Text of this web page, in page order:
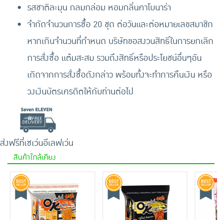
รสชาติละมุน กลมกล่อม หอมกลิ่นคาโบนาร่า
จำกัดจำนวนการซื้อ 20 ชุด ต่อวันและต่อหมายเลขสมาชิก
หากเกินจำนวนที่กำหนด บริษัทขอสงวนสิทธิ์ในการยกเลิก
การสั่งซื้อ แต้มสะสม รวมถึงสิทธิ์หรือประโยชน์อื่นๆอัน
เกิดจากการสั่งซื้อดังกล่าว พร้อมทั้งจะทำการคืนเงิน หรือ
วงเงินบัตรเครดิตให้กับท่านต่อไป
ส่งฟรีที่เซเว่นอีเลฟเว่น
สินค้าใกล้เคียง